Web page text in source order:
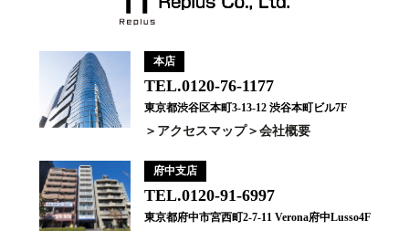
本店
TEL.0120-76-1177
東京都渋谷区本町3-13-12 渋谷本町ビル7F
アクセスマップ 会社概要
府中支店
TEL.0120-91-6997
東京都府中市宮西町2-7-11 Verona府中Lusso4F